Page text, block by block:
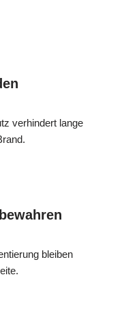
verhindert lange
bleiben